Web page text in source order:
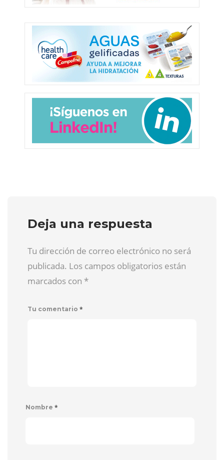
Deja una respuesta
Tu dirección de correo electrónico no será
publicada. Los campos obligatorios están
marcados con *
Tu comentario *
Nombre *